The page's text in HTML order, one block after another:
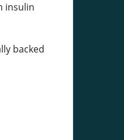
insulin
backed